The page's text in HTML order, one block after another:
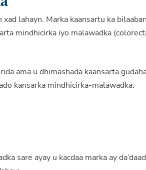
lahayn. Marka kaansartu ka
mindhicirka iyo malawadka
ama u dhimashada kaansarta
kansarka mindhicirka-malawadka.
sare ayay u kacdaa marka ay